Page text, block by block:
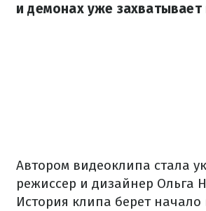
и демонах уже захватывает
Автором видеоклипа стала
режиссер и дизайнер Ольга
История клипа берет начало